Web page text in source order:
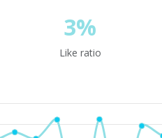
3%
Like ratio